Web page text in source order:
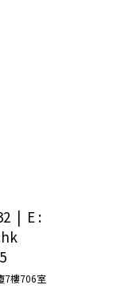
| E:
7樓706室